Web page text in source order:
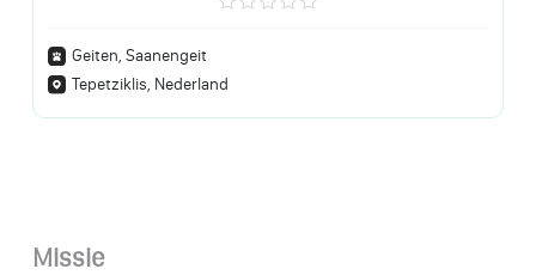
Geiten, Saanengeit
Tepetziklis, Nederland
Missie